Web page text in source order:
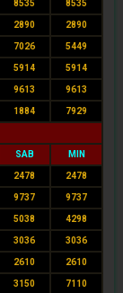
8535 8535
2890 2890
7026 5449
5914 5914
9613 9613
1884 7929
SAB MIN
2478 2478
9737 9737
5038 4298
3036 3036
2610 2610
3150 7110